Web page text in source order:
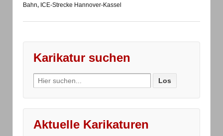
Bahn, ICE-Strecke Hannover-Kassel
Karikatur suchen
Search
for:
Aktuelle Karikaturen